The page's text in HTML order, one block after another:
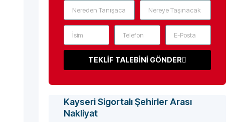
TEKLİF TALEBİNİ GÖNDER
Kayseri Sigortalı Şehirler Arası
Nakliyat